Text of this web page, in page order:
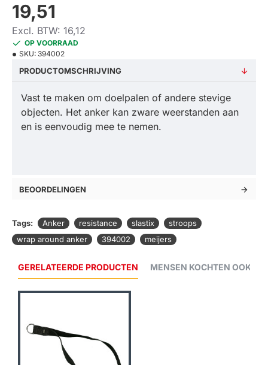
19,51
Excl. BTW: 16,12
OP VOORRAAD
SKU: 394002
PRODUCTOMSCHRIJVING
Vast te maken om doelpalen of andere stevige
objecten. Het anker kan zware weerstanden aan
en is eenvoudig mee te nemen.
BEOORDELINGEN
Tags: Anker resistance slastix
stroops
wrap around anker
394002 meijers
GERELATEERDE PRODUCTEN MENSEN KOCHTEN OOK...